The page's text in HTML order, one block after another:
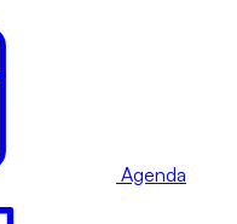
Agenda